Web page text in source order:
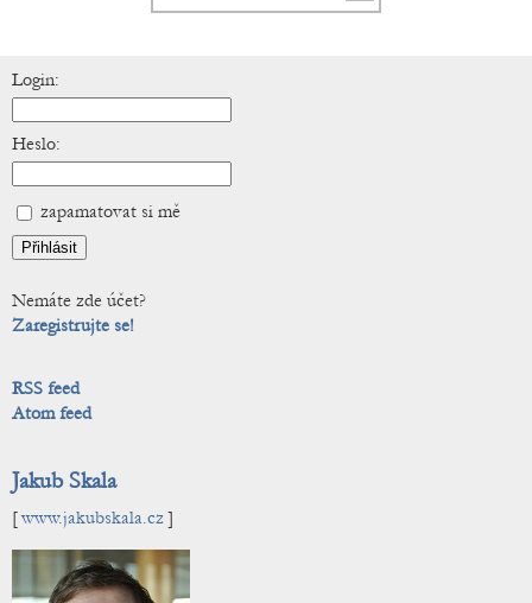
Login:
Heslo:
zapamatovat si mě
Nemáte zde účet?
Zaregistrujte se!
RSS feed
Atom feed
Jakub Skala
[www.jakubskala.cz]